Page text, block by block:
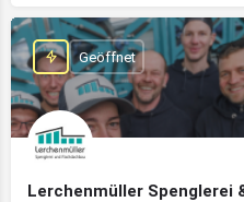
Lerchenmüller Spenglerei
Geöffnet